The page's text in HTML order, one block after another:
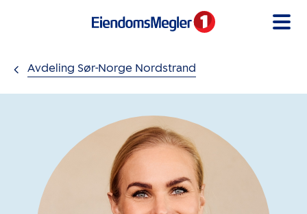
Avdeling Sør-Norge Nordstrand